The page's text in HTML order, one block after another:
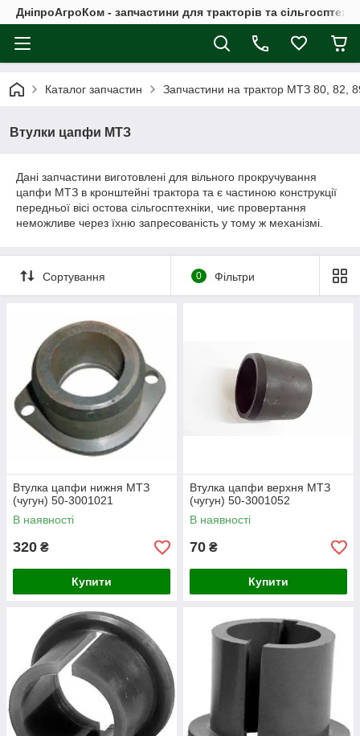
ДніпроАгроКом - запчастини для тракторів та
Каталог запчастин Запчастини на трактор МТЗ 80, 82,
Втулки цапфи МТЗ
Дані запчастини виготовлені для вільного прокручування
цапфи МТЗ в кронштейні трактора та є частиною конструкції
передньої вісі остова сільгосптехніки, чиє провертання
неможливе через їхню запресованість у тому ж механізмі.
Сортування 0 Фільтри
Втулка цапфи нижня МТЗ
(чугун) 50-3001021
В наявності
320 ₴
Купити
Втулка цапфи верхня МТЗ
(чугун) 50-3001052
В наявності
70 ₴
Купити